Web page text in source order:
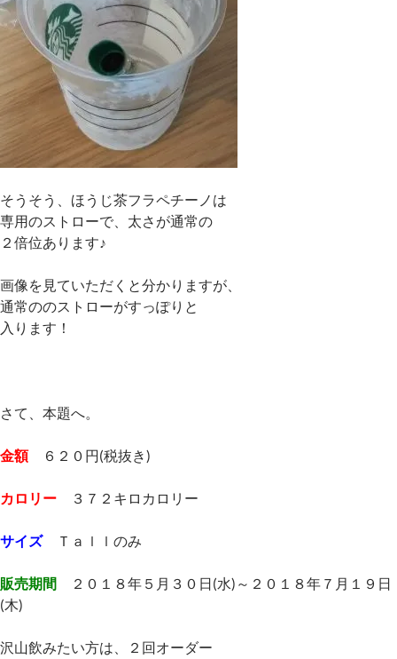
そうそう、ほうじ茶フラペチーノは
専用のストローで、太さが通常の
２倍位あります♪
画像を見ていただくと分かりますが、
通常ののストローがすっぽりと
入ります！
さて、本題へ。
金額６２０円(税抜き)
カロリー ３７２キロカロリー
サイズ Ｔａｌｌのみ
販売期間
２０１８年５月３０日(水)～２０１８年７月１９日
(木)
沢山飲みたい方は、２回オーダー